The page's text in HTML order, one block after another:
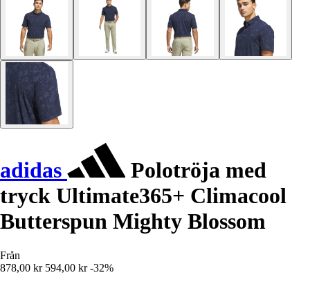
adidas
Polotröja med
tryck Ultimate365+ Climacool
Butterspun Mighty Blossom
Från
878,00 kr 594,00 kr -32%